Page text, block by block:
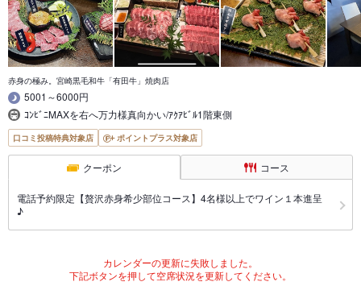
赤身の極み。宮崎黒毛和牛「有田牛」焼肉店
5001～6000円
ｺﾝﾋﾞﾆMAXを右へ万力様真向かい/ｱｸｱﾋﾞﾙ1階東側
口コミ投稿特典対象店 ポイントプラス対象店
クーポン コース
電話予約限定【贅沢赤身希少部位コース】4名様以上でワイン１本進呈
♪
カレンダーの更新に失敗しました。
下記ボタンを押して空席状況を更新してください。